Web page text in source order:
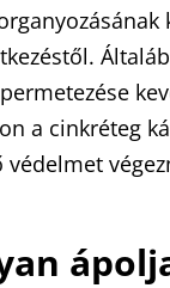
a cinkréteg